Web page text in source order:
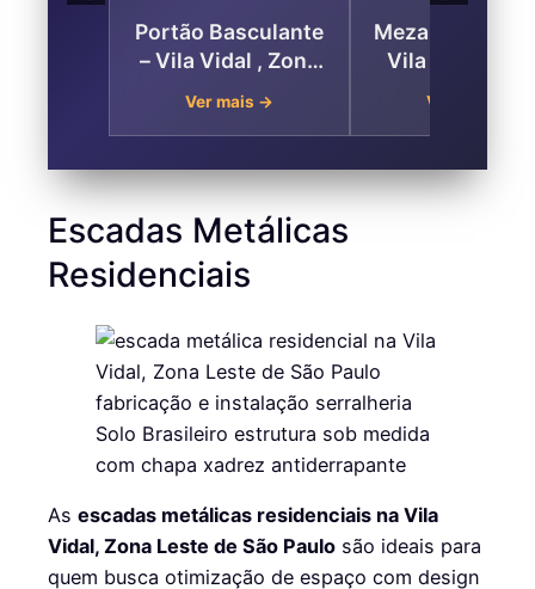
Portão Basculante
– Vila Vidal , Zona
Leste de São Paulo
Ver mais →
Mezanino
Vila Vidal –
Ver mais →
Escadas Metálicas
Residenciais
As escadas metálicas residenciais na Vila
Vidal, Zona Leste de São Paulo são ideais para
quem busca otimização de espaço com design